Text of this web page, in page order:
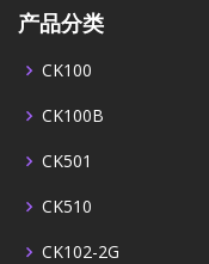
产品分类
CK100
CK100B
CK501
CK510
CK102-2G